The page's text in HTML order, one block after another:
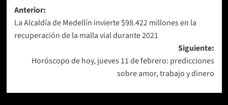
Navegación
de
entradas
Anterior:
La Alcaldía de Medellín invierte $98.422 millones en la
recuperación de la malla vial durante 2021
Siguiente:
Horóscopo de hoy, jueves 11 de febrero: predicciones
sobre amor, trabajo y dinero